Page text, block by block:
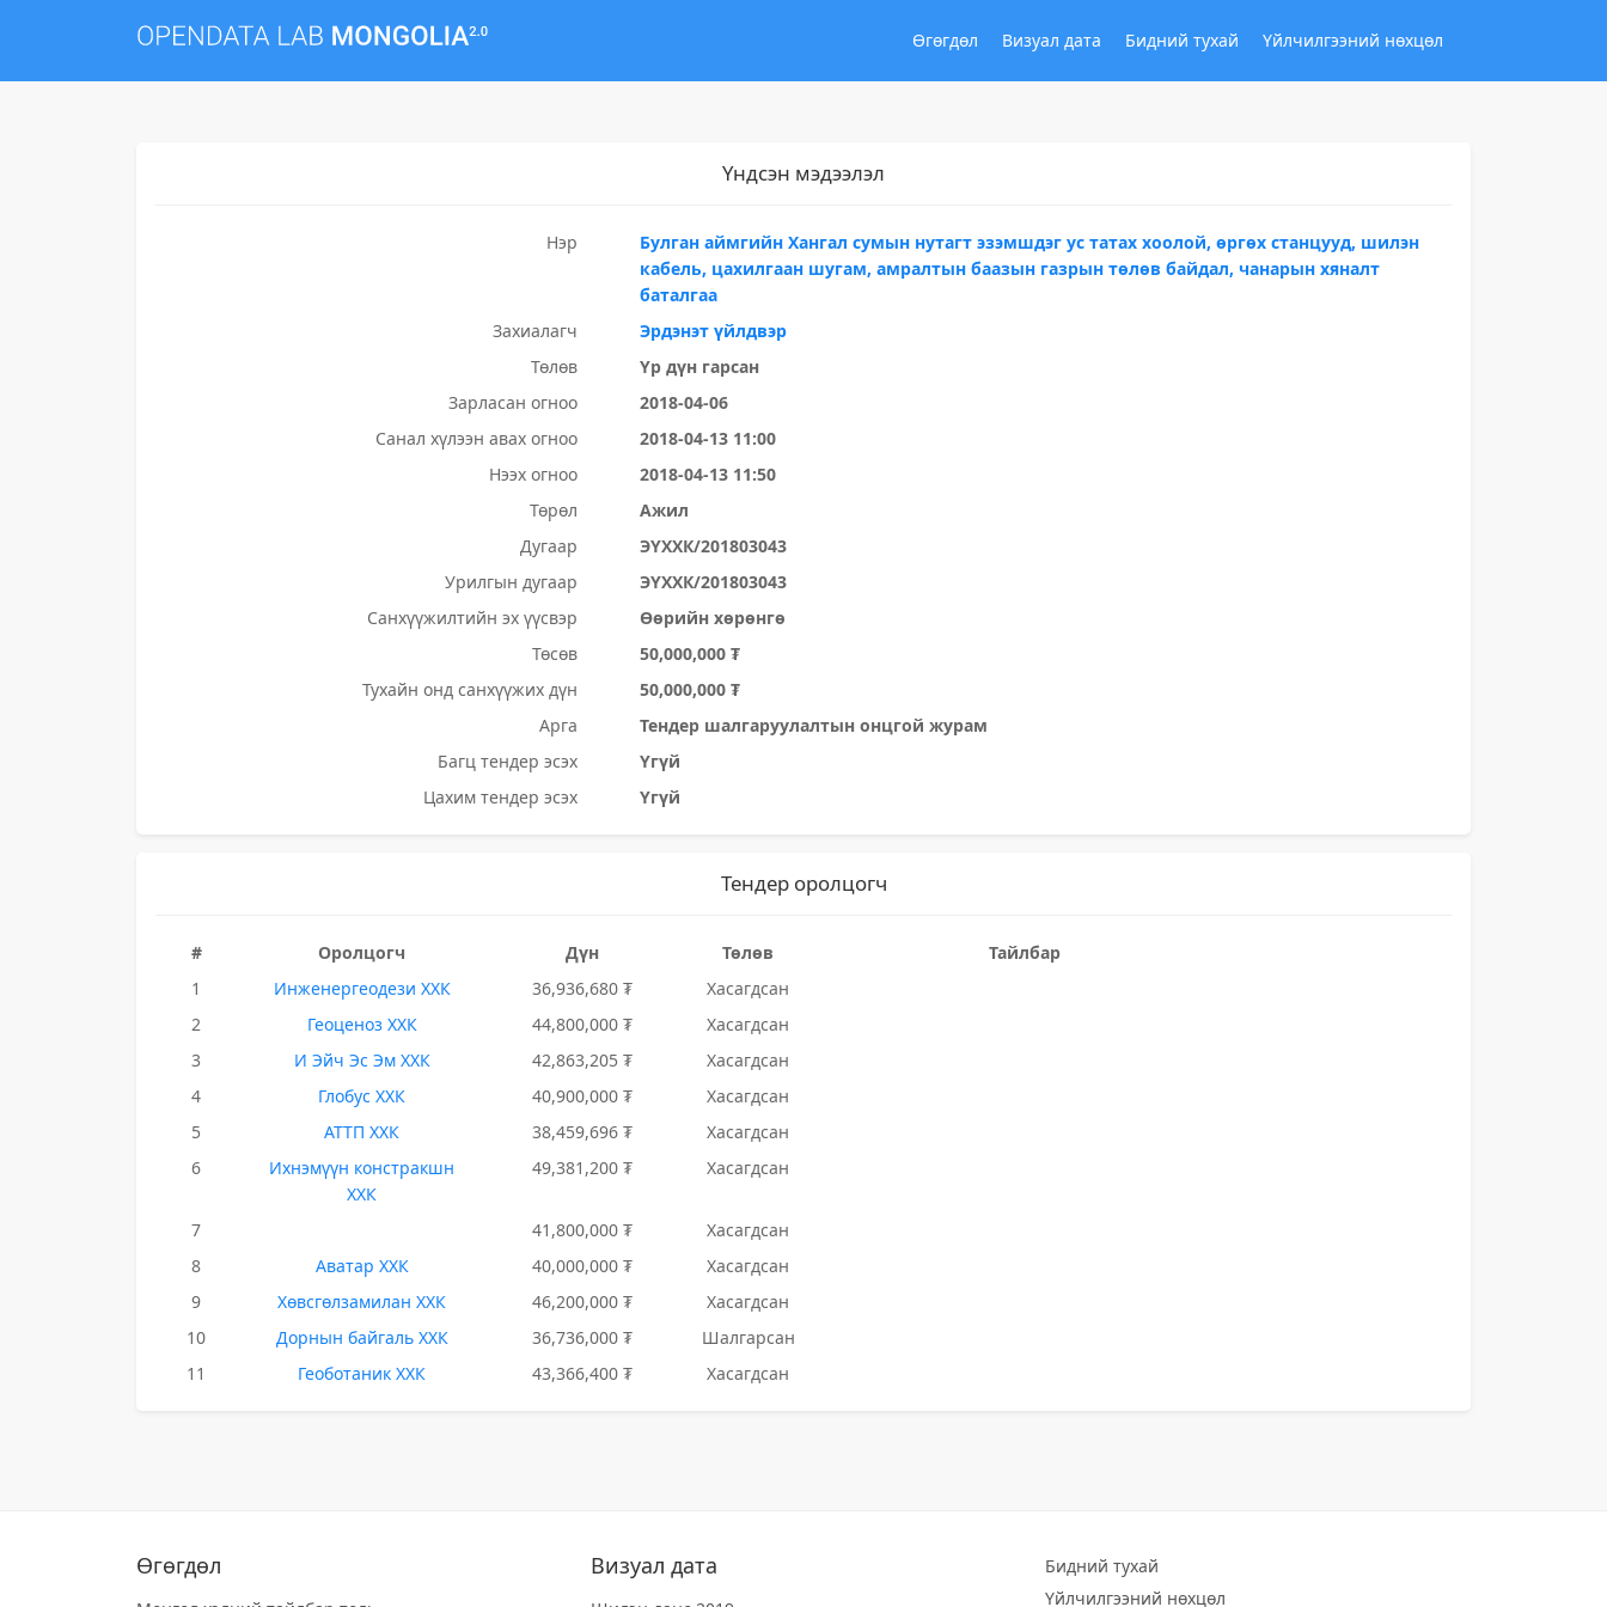
Өгөгдөл Визуал дата Бидний тухай Үйлчилгээний нөхцөл
Үндсэн мэдээлэл
Нэр
Булган аймгийн Хангал сумын нутагт эзэмшдэг ус татах хоолой, өргөх станцууд, шилэн
кабель, цахилгаан шугам, амралтын баазын газрын төлөв байдал, чанарын хяналт
баталгаа
Захиалагч
Эрдэнэт үйлдвэр
Төлөв
Үр дүн гарсан
Зарласан огноо
2018-04-06
Санал хүлээн авах огноо
2018-04-13 11:00
Нээх огноо
2018-04-13 11:50
Төрөл
Ажил
Дугаар
ЭҮХХК/201803043
Урилгын дугаар
ЭҮХХК/201803043
Санхүүжилтийн эх үүсвэр
Өөрийн хөрөнгө
Төсөв
50,000,000 ₮
Тухайн онд санхүүжих дүн
50,000,000 ₮
Арга
Тендер шалгаруулалтын онцгой журам
Багц тендер эсэх
Үгүй
Цахим тендер эсэх
Үгүй
Тендер оролцогч
# Оролцогч Дүн Төлөв
Тайлбар
1
Инженергеодези ХХК 36,936,680 ₮
Хасагдсан
2
Геоценоз ХХК 44,800,000 ₮
Хасагдсан
3
И Эйч Эс Эм ХХК 42,863,205 ₮
Хасагдсан
4
Глобус ХХК 40,900,000 ₮
Хасагдсан
5
АТТП ХХК 38,459,696 ₮
Хасагдсан
6
Ихнэмүүн констракшн
ХХК
49,381,200 ₮ Хасагдсан
7 41,800,000 ₮
Хасагдсан
8
Аватар ХХК 40,000,000 ₮
Хасагдсан
9
Хөвсгөлзамилан ХХК 46,200,000 ₮
Хасагдсан
10
Дорнын байгаль ХХК 36,736,000 ₮
Шалгарсан
11
Геоботаник ХХК 43,366,400 ₮ Хасагдсан
Өгөгдөл Визуал дата
Бидний тухай
Үйлчилгээний нөхцөл